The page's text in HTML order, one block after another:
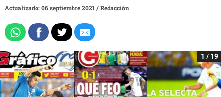
Actualizado: 06 septiembre 2021 /Redacción
1 / 19